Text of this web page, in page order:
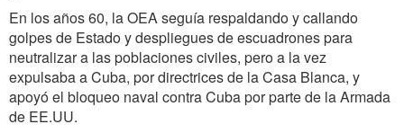
En los años 60, la OEA seguía respaldando y callando
golpes de Estado y despliegues de escuadrones para
neutralizar a las poblaciones civiles, pero a la vez
expulsaba a Cuba, por directrices de la Casa Blanca, y
apoyó el bloqueo naval contra Cuba por parte de la Armada
de EE.UU.